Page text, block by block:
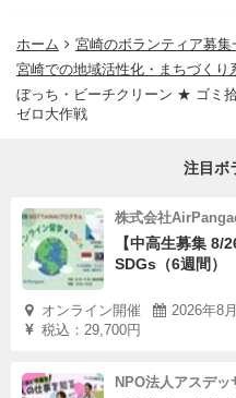
ホーム
宮崎のボランティア募集
宮崎での地域活性化・まちづくり
ぼっち・ビーチクリーン ★ ゴミ
ゼロ大作戦
注目ボ
株式会社
【中高生募集 8/
SDGs（6週間）
オンライン開催
2026年8
税込：29,700円
NPO法人アスデッ